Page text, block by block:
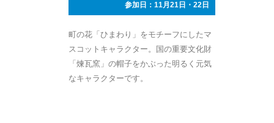
参加日：11月21日・22日
町の花「ひまわり」をモチーフにしたマ
スコットキャラクター。国の重要文化財
「煉瓦窯」の帽子をかぶった明るく元気
なキャラクターです。